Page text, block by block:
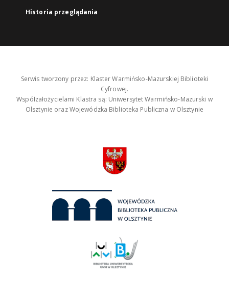
Historia przeglądania
Serwis tworzony przez: Klaster Warmińsko-Mazurskiej Biblioteki
Cyfrowej.
Współzałożycielami Klastra są: Uniwersytet Warmińsko-Mazurski w
Olsztynie oraz Wojewódzka Biblioteka Publiczna w Olsztynie